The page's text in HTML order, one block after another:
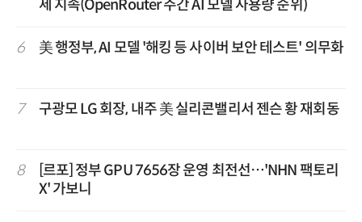
세 지속(OpenRouter 주간 AI 모델 사용량 순위)
6 美 행정부, AI 모델 '해킹 등 사이버 보안 테스트' 의무화
7 구광모 LG 회장, 내주 美 실리콘밸리서 젠슨 황 재회동
8
[르포] 정부 GPU 7656장 운영 최전선…'NHN 팩토리
X' 가보니